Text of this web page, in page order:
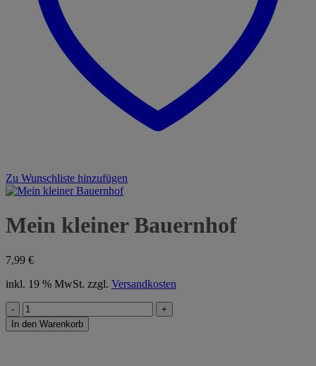
Zu Wunschliste hinzufügen
Mein kleiner Bauernhof
7,99 €
inkl. 19 % MwSt. zzgl. Versandkosten
Mein
kleiner
Bauernhof
In den Warenkorb